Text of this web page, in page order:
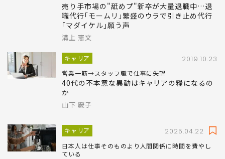
キャリア 2025.04.10
多少の理不尽さへの耐性をつければ新しい景色も見
えてくる
売り手市場の"舐めプ"新卒が大量退職中…退
｢マダイケル｣願う声
溝上 憲文
キャリア
営業一筋→スタッフ職で仕事に失望
か
山下 慶子